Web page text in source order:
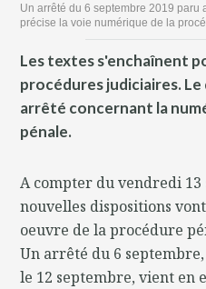
Un arrêté du 6 septembre 2019 paru
précise la voie numérique de la
Les textes s'enchaînent
procédures judiciaires.
arrêté concernant la
pénale.
A compter du vendredi 13
nouvelles dispositions
oeuvre de la procédure
Un arrêté du 6
le 12 septembre, vient en